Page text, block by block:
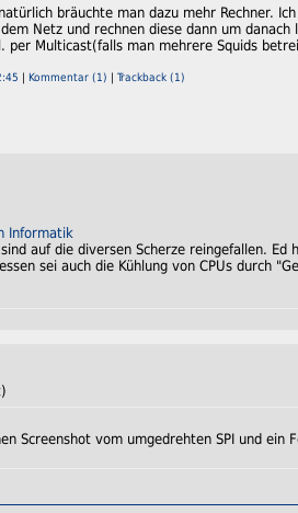
bräuchte man dazu mehr Rechner.
Netz und rechnen diese dann um
per Multicast(falls man mehrere Squids
| Kommentar (1) | Trackback (1)
Informatik
auf die diversen Scherze reingefallen.
sei auch die Kühlung von CPUs durch
Screenshot vom umgedrehten SPI und ein